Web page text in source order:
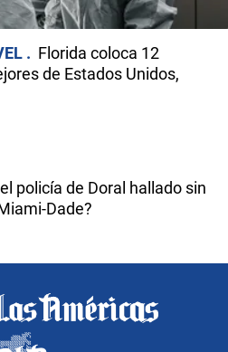
Florida coloca 12
de Estados Unidos,
policía de Doral hallado sin
Dade?